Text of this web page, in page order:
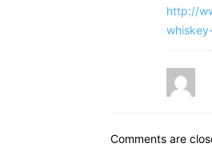
http://
Comments are